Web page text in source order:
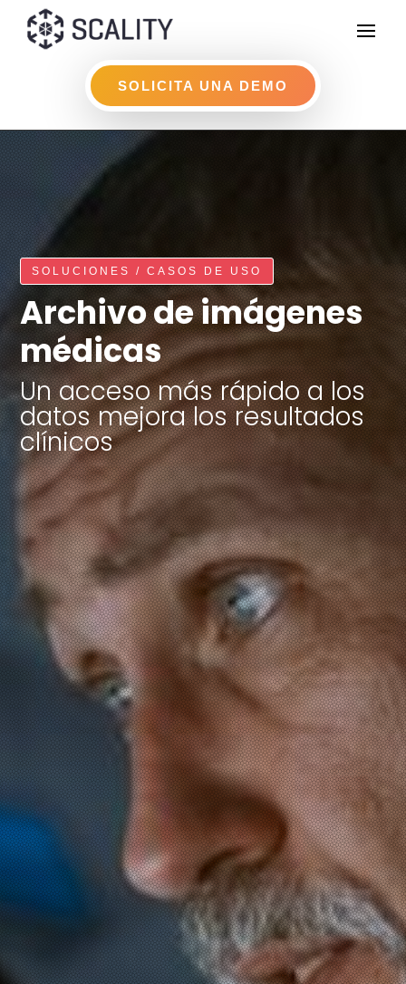
SOLICITA UNA DEMO
SOLUCIONES / CASOS DE USO
Archivo de imágenes
médicas
Un acceso más rápido a los
datos mejora los resultados
clínicos